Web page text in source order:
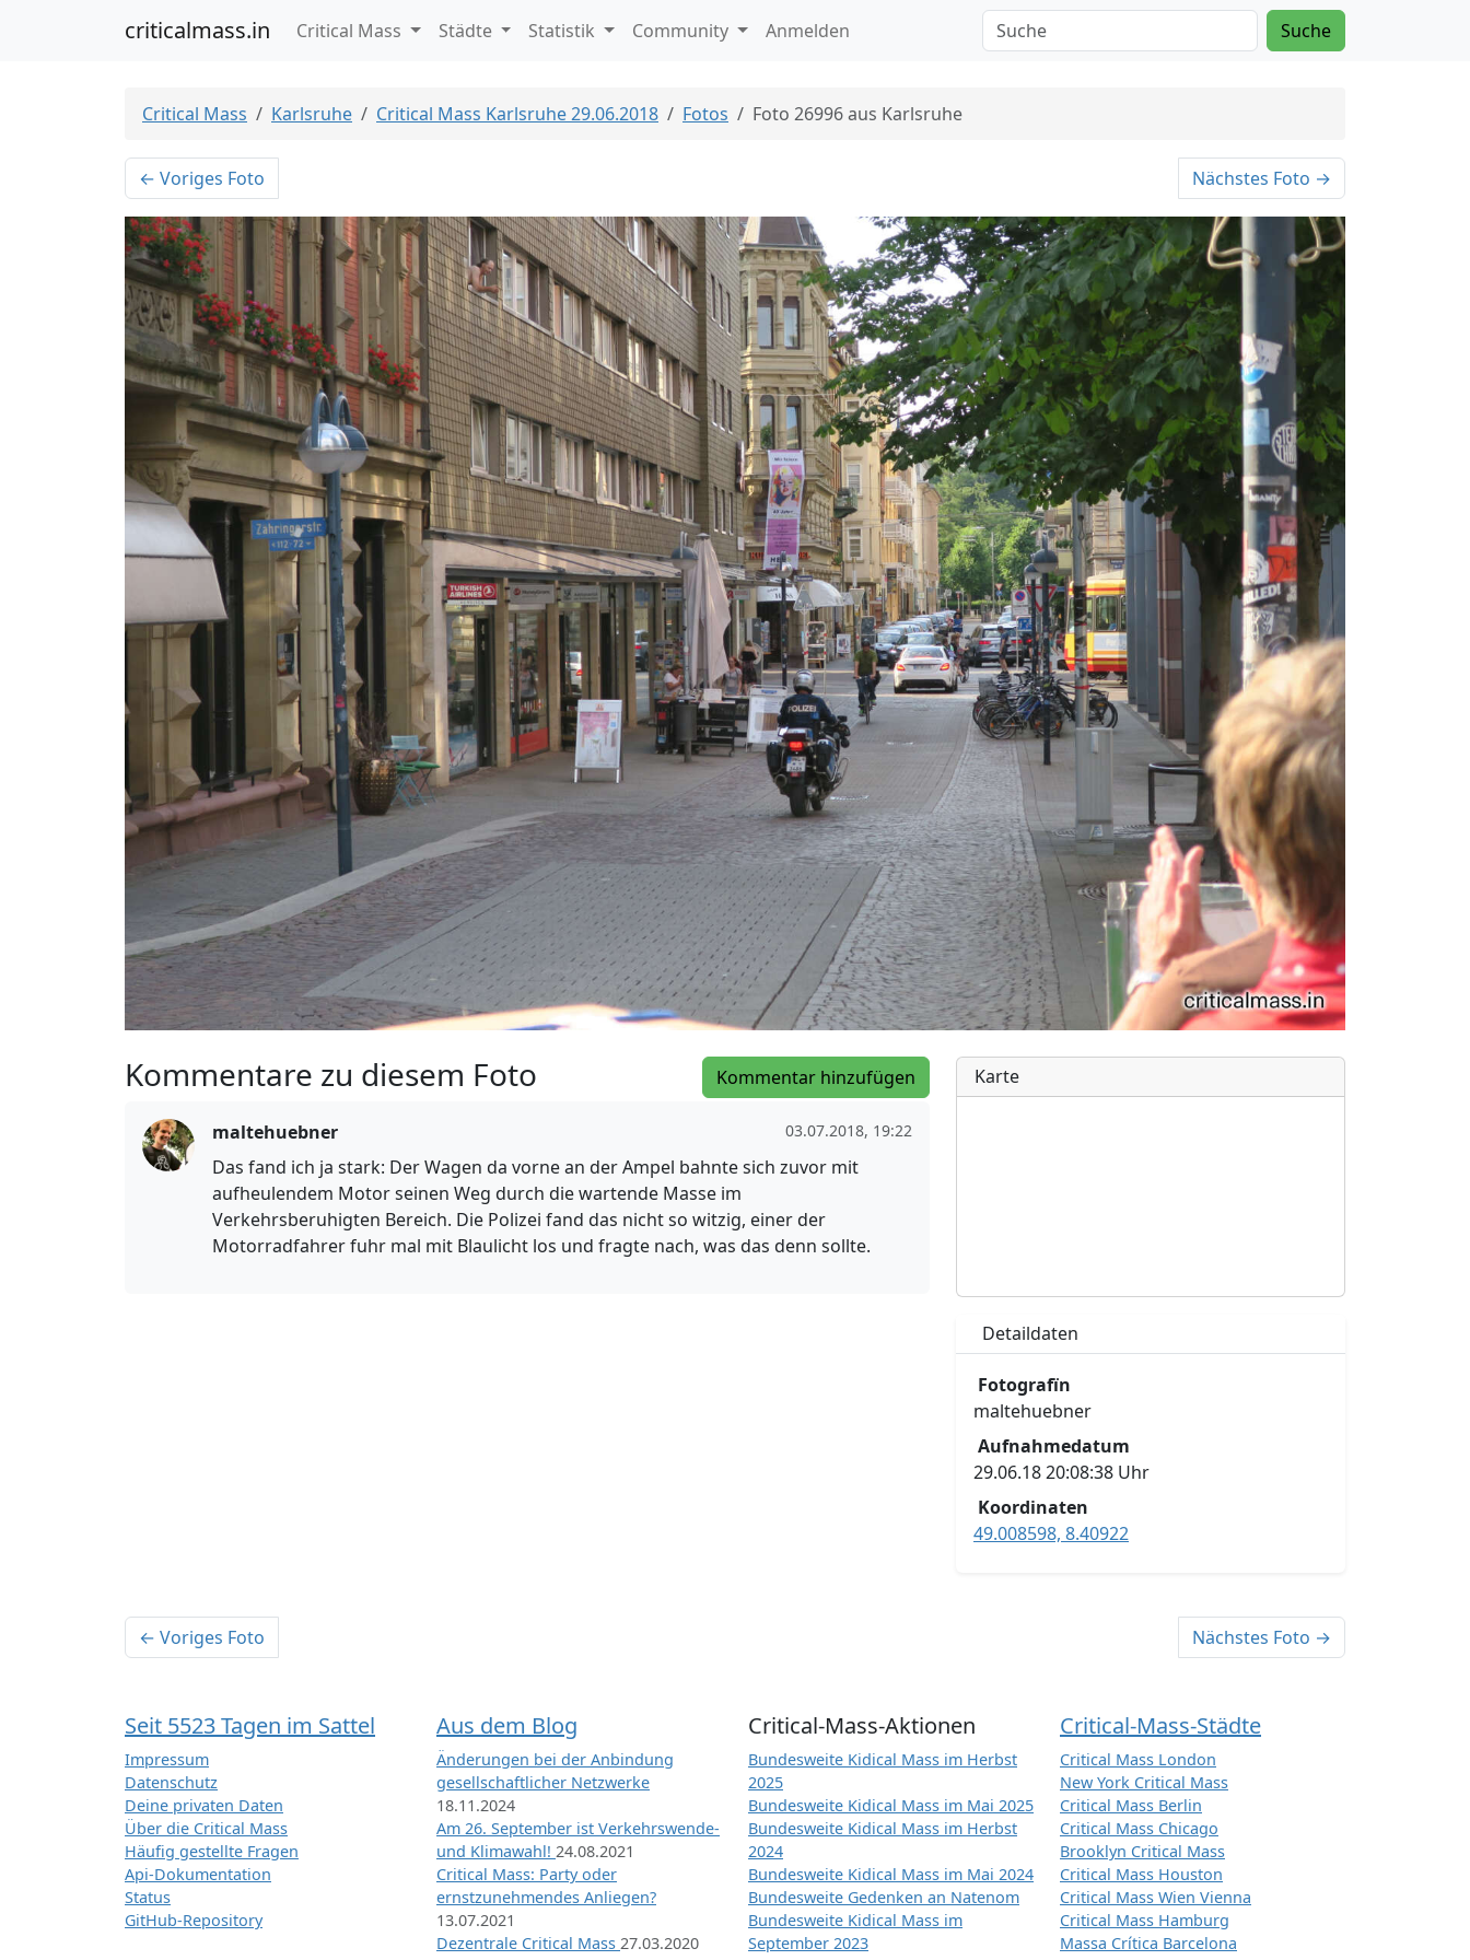
criticalmass.in Critical Mass Städte Statistik Community Anmelden Suche
Critical Mass Karlsruhe Critical Mass Karlsruhe 29.06.2018 Fotos Foto 26996 aus Karlsruhe
← Voriges Foto Nächstes Foto →
Kommentar hinzufügen
Kommentare zu diesem Foto
maltehuebner 03.07.2018, 19:22
Das fand ich ja stark: Der Wagen da vorne an der Ampel bahnte sich zuvor mit
aufheulendem Motor seinen Weg durch die wartende Masse im
Verkehrsberuhigten Bereich. Die Polizei fand das nicht so witzig, einer der
Motorradfahrer fuhr mal mit Blaulicht los und fragte nach, was das denn sollte.
Karte
Detaildaten
Fotografïn
maltehuebner
Aufnahmedatum
29.06.18 20:08:38 Uhr
Koordinaten
49.008598, 8.40922
← Voriges Foto Nächstes Foto →
Seit 5523 Tagen im Sattel
Impressum
Datenschutz
Deine privaten Daten
Über die Critical Mass
Häufig gestellte Fragen
Api-Dokumentation
Status
GitHub-Repository
Aus dem Blog
Änderungen bei der Anbindung
gesellschaftlicher Netzwerke
18.11.2024
Am 26. September ist Verkehrswende-
und Klimawahl! 24.08.2021
Critical Mass: Party oder
ernstzunehmendes Anliegen?
13.07.2021
Dezentrale Critical Mass 27.03.2020
Critical-Mass-Aktionen
Bundesweite Kidical Mass im Herbst
2025
Bundesweite Kidical Mass im Mai 2025
Bundesweite Kidical Mass im Herbst
2024
Bundesweite Kidical Mass im Mai 2024
Bundesweite Gedenken an Natenom
Bundesweite Kidical Mass im
September 2023
Critical-Mass-Städte
Critical Mass London
New York Critical Mass
Critical Mass Berlin
Critical Mass Chicago
Brooklyn Critical Mass
Critical Mass Houston
Critical Mass Wien Vienna
Critical Mass Hamburg
Massa Crítica Barcelona